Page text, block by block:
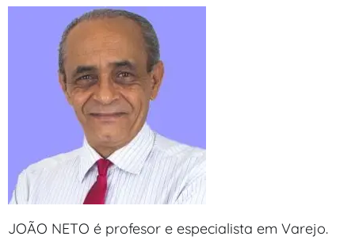
JOÃO NETO é profesor e especialista em Varejo.